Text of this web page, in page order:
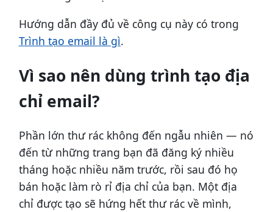
Hướng dẫn đầy đủ về công cụ này có trong
Trình tạo email là gì.
Vì sao nên dùng trình tạo địa
chỉ email?
Phần lớn thư rác không đến ngẫu nhiên — nó
đến từ những trang bạn đã đăng ký nhiều
tháng hoặc nhiều năm trước, rồi sau đó họ
bán hoặc làm rò rỉ địa chỉ của bạn. Một địa
chỉ được tạo sẽ hứng hết thư rác về mình,